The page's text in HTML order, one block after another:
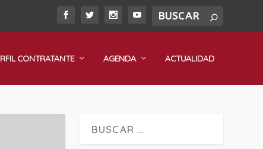
CONTRATANTE AGENDA ACTUALIDAD